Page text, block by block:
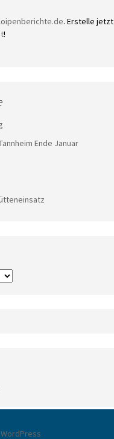
. Erstelle jetzt
!
Ende Januar